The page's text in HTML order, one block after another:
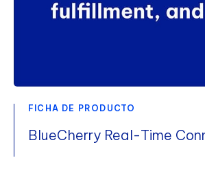
FICHA DE PRODUCTO
BlueCherry Real-Time